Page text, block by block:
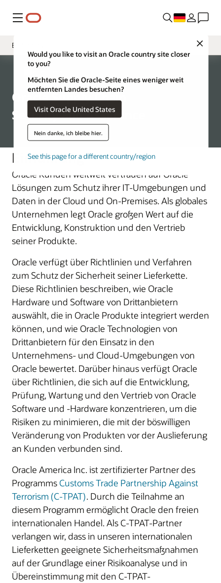
Menü
Close
Would you like to visit an Oracle country site closer
to you?
Möchten Sie die Oracle-Seite eines weniger weit
entfernten Landes besuchen?
Visit Oracle United States
Nein danke, ich bleibe hier.
See this page for a different country/region
Einführung
Suppliers Security
Hardwaresicherheit und -sicherung
Oracle Supply Chain
Security and Assurance
Einführung
Oracle Kunden weltweit vertrauen auf Oracle
Lösungen zum Schutz ihrer IT-Umgebungen und
Daten in der Cloud und On-Premises. Als globales
Unternehmen legt Oracle großen Wert auf die
Entwicklung, Konstruktion und den Vertrieb
seiner Produkte.
Oracle verfügt über Richtlinien und Verfahren
zum Schutz der Sicherheit seiner Lieferkette.
Diese Richtlinien beschreiben, wie Oracle
Hardware und Software von Drittanbietern
auswählt, die in Oracle Produkte integriert werden
können, und wie Oracle Technologien von
Drittanbietern für den Einsatz in den
Unternehmens- und Cloud-Umgebungen von
Oracle bewertet. Darüber hinaus verfügt Oracle
über Richtlinien, die sich auf die Entwicklung,
Prüfung, Wartung und den Vertrieb von Oracle
Software und -Hardware konzentrieren, um die
Risiken zu minimieren, die mit der böswilligen
Veränderung von Produkten vor der Auslieferung
an Kunden verbunden sind.
Oracle America Inc. ist zertifizierter Partner des
Programms Customs Trade Partnership Against
Terrorism (C-TPAT). Durch die Teilnahme an
diesem Programm ermöglicht Oracle den freien
internationalen Handel. Als C-TPAT-Partner
verlangen wir, dass in unseren internationalen
Lieferketten geeignete Sicherheitsmaßnahmen
auf der Grundlage einer Risikoanalyse und in
Übereinstimmung mit den C-TPAT-